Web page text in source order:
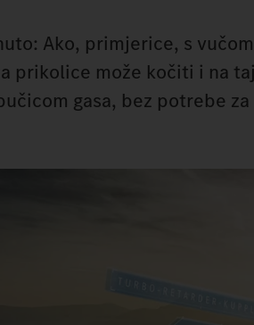
Ako, primjerice, s
prikolice može kočiti i na
gasa, bez potrebe